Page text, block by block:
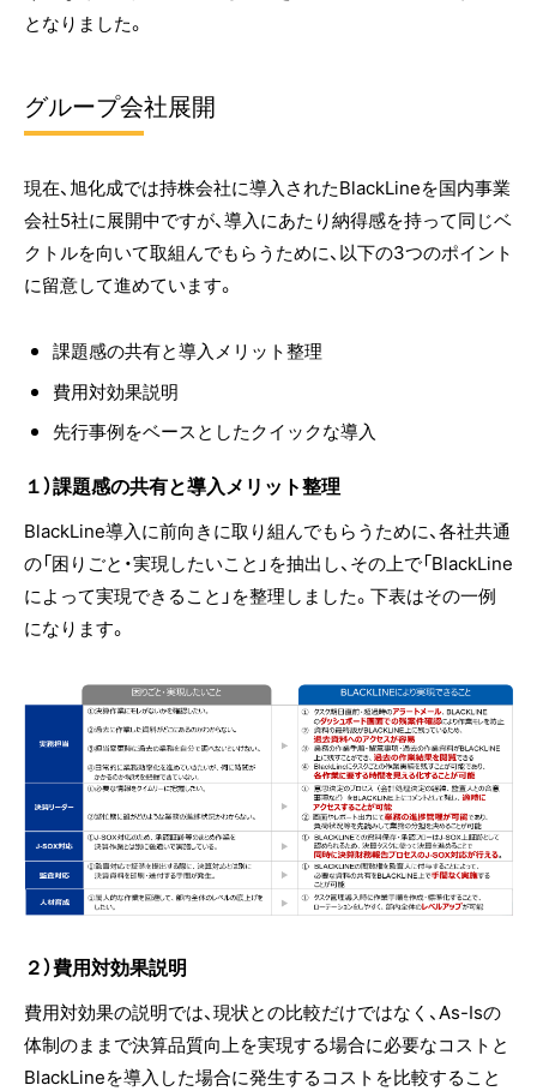
となりました。
グループ会社展開
現在、旭化成では持株会社に導入されたBlackLineを国内事業
会社5社に展開中ですが、導入にあたり納得感を持って同じベ
クトルを向いて取組んでもらうために、以下の3つのポイント
に留意して進めています。
課題感の共有と導入メリット整理
費用対効果説明
先行事例をベースとしたクイックな導入
１）課題感の共有と導入メリット整理
BlackLine導入に前向きに取り組んでもらうために、各社共通
の「困りごと・実現したいこと」を抽出し、その上で「BlackLine
によって実現できること」を整理しました。下表はその一例
になります。
２）費用対効果説明
費用対効果の説明では、現状との比較だけではなく、As-Isの
体制のままで決算品質向上を実現する場合に必要なコストと
BlackLineを導入した場合に発生するコストを比較すること